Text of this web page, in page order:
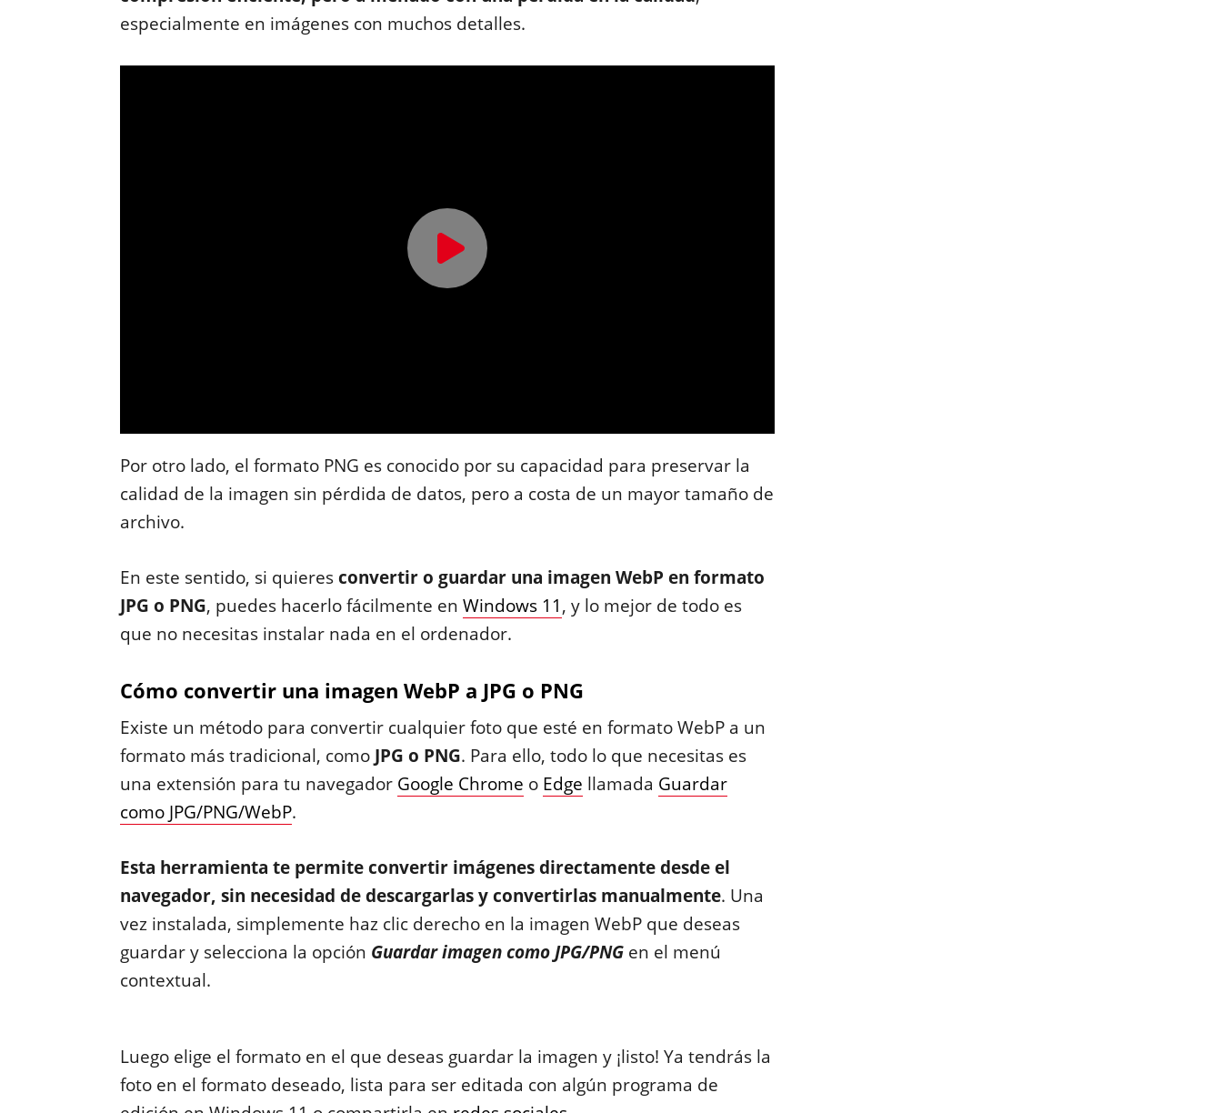
especialmente en imágenes con muchos detalles.
Por otro lado, el formato PNG es conocido por su capacidad para preservar la
calidad de la imagen sin pérdida de datos, pero a costa de un mayor tamaño de
archivo.
En este sentido, si quieresconvertir o guardar una imagen WebP en formato
JPG o PNG, puedes hacerlo fácilmente en Windows 11, y lo mejor de todo es
que no necesitas instalar nada en el ordenador.
Cómo convertir una imagen WebP a JPG o PNG
Existe un método para convertir cualquier foto que esté en formato WebP a un
formato más tradicional, como JPG o PNG. Para ello, todo lo que necesitas es
una extensión para tu navegador Google Chrome o Edge llamada Guardar
como JPG/PNG/WebP.
Esta herramienta te permite convertir imágenes directamente desde el
navegador, sin necesidad de descargarlas y convertirlas manualmente. Una
vez instalada, simplemente haz clic derecho en la imagen WebP que deseas
guardar y selecciona la opción Guardar imagen como JPG/PNGen el menú
contextual.
Luego elige el formato en el que deseas guardar la imagen y ¡listo! Ya tendrás la
foto en el formato deseado, lista para ser editada con algún programa de